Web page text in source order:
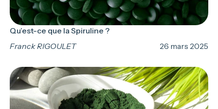
Qu’est-ce que la Spiruline ?
Franck RIGOULET
26 mars 2025